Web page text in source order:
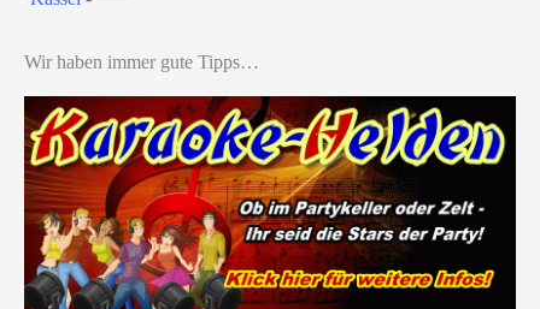
Wir haben immer gute Tipps…